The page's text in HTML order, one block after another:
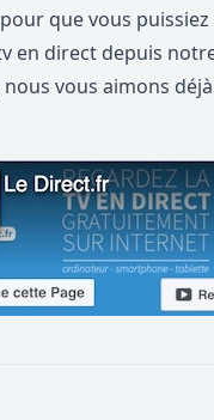
que vous
en direct depuis
vous aimons